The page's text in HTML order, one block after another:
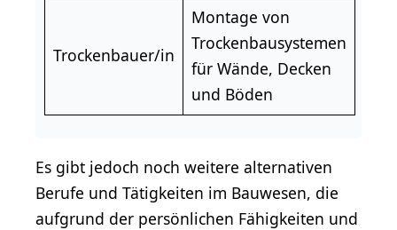
Trockenbauer/in
Montage von
Trockenbausystemen
für Wände, Decken
und Böden
Es gibt jedoch noch weitere alternativen
Berufe und Tätigkeiten im Bauwesen, die
aufgrund der persönlichen Fähigkeiten und